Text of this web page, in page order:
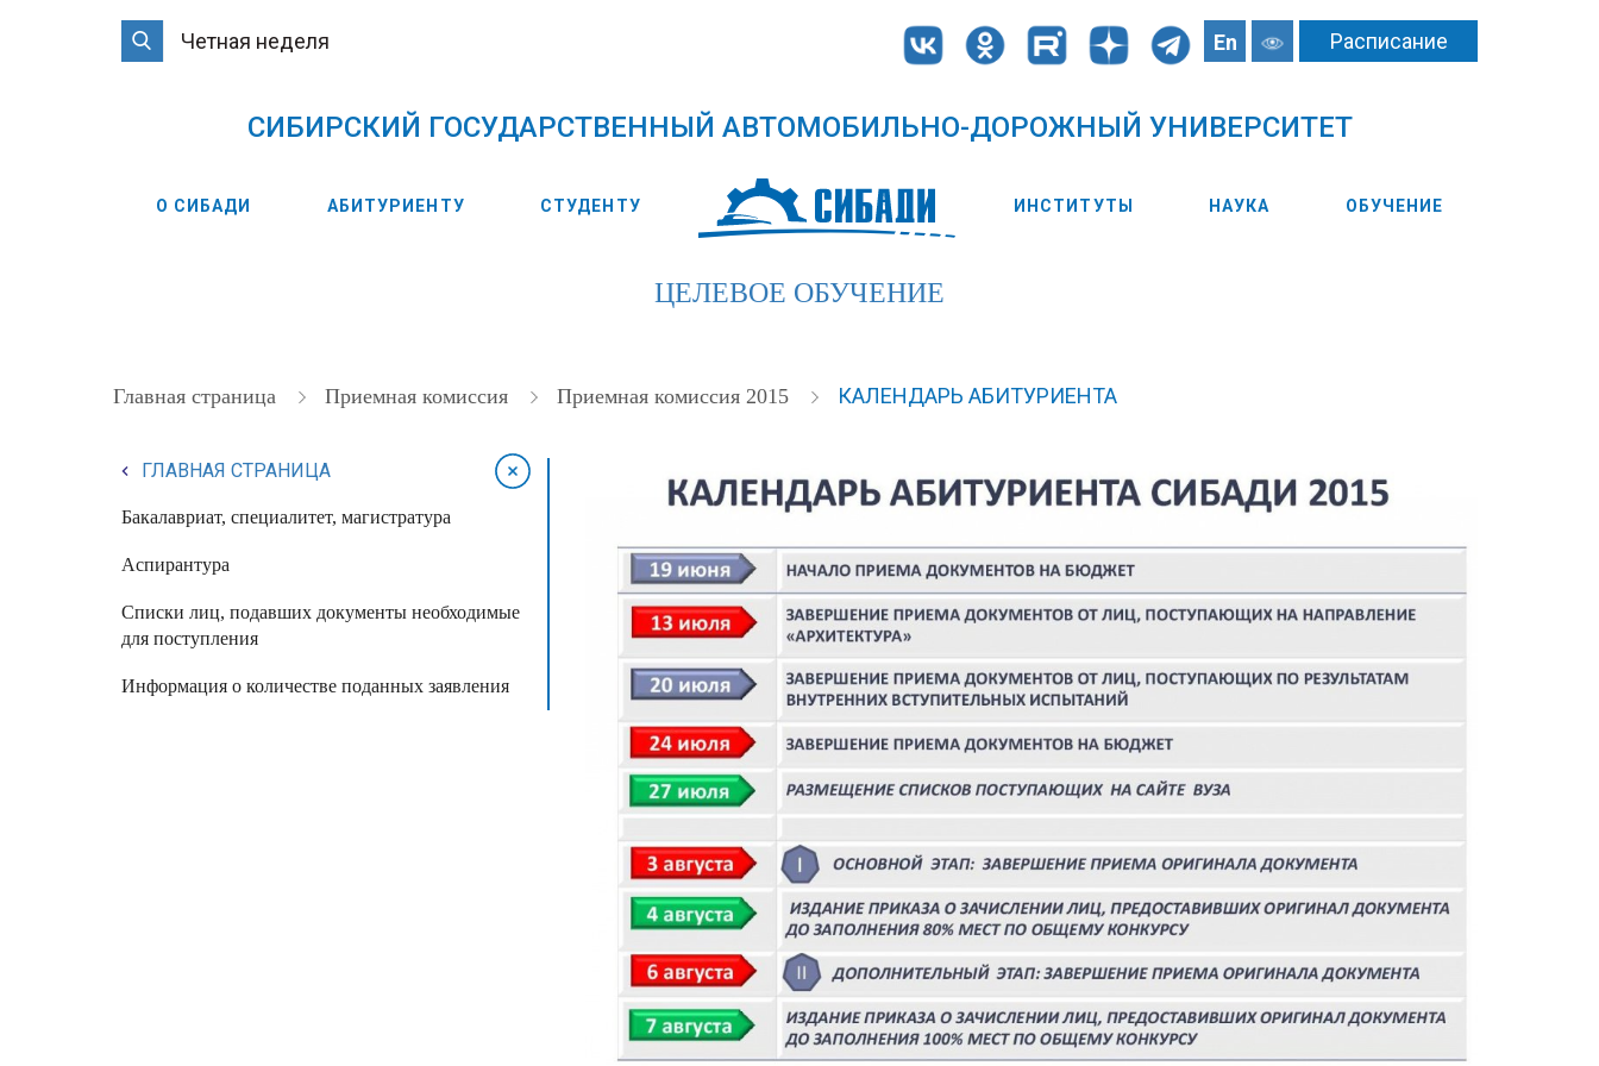
Четная неделя En Расписание
CИБИРСКИЙ ГОСУДАРСТВЕННЫЙ АВТОМОБИЛЬНО-ДОРОЖНЫЙ УНИВЕРСИТЕТ
О СИБАДИ АБИТУРИЕНТУ СТУДЕНТУ ИНСТИТУТЫ НАУКА ОБУЧЕНИЕ
ЦЕЛЕВОЕ ОБУЧЕНИЕ
Главная страница Приемная комиссия Приемная комиссия 2015 КАЛЕНДАРЬ АБИТУРИЕНТА
ГЛАВНАЯ СТРАНИЦА
Бакалавриат, специалитет, магистратура
Аспирантура
Списки лиц, подавших документы необходимые
для поступления
Информация о количестве поданных заявления